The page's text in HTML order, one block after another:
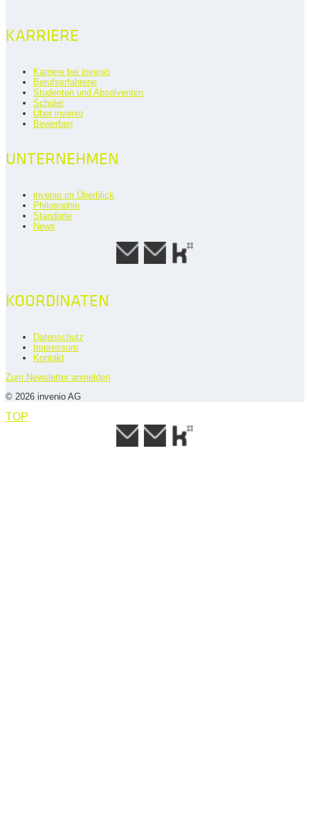
KARRIERE
Karriere bei invenio
Berufserfahrene
Studenten und Absolventen
Schüler
Über invenio
Bewerben
UNTERNEHMEN
invenio im Überblick
Philosophie
Standorte
News
KOORDINATEN
Datenschutz
Impressum
Kontakt
Zum Newsletter anmelden
© 2026 invenio AG
TOP